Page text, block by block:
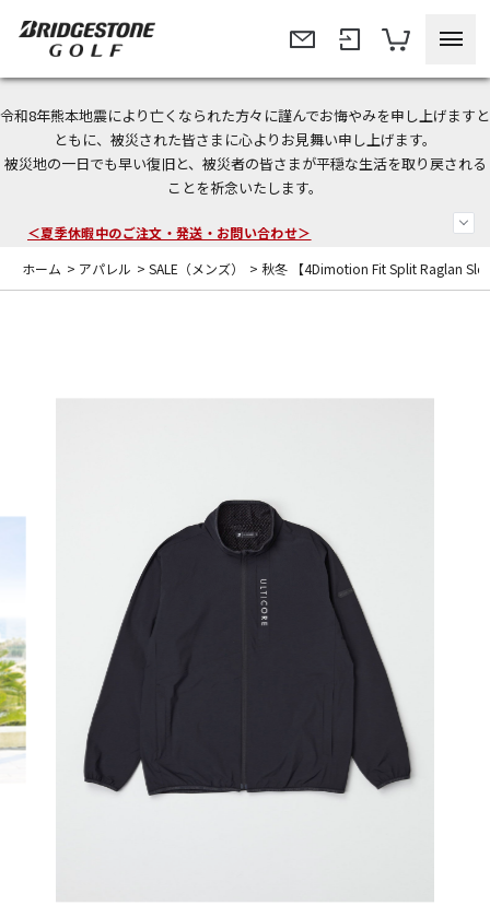
令和8年熊本地震により亡くなられた方々に謹んでお悔やみを申し上げますと
ともに、被災された皆さまに心よりお見舞い申し上げます。
被災地の一日でも早い復旧と、被災者の皆さまが平穏な生活を取り戻される
ことを祈念いたします。
今なら新規会員登録で1,000円OFFクーポンプレゼント！
＜商品配送に関するお知らせ＞
ホーム > アパレル > SALE（メンズ） > 秋冬 【4Dimotion Fit Split Raglan